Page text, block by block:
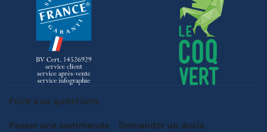
Foire aux questions
Passer une commande
Demander un devis